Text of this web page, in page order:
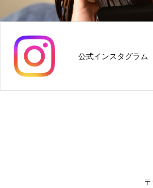
公式インスタグラム